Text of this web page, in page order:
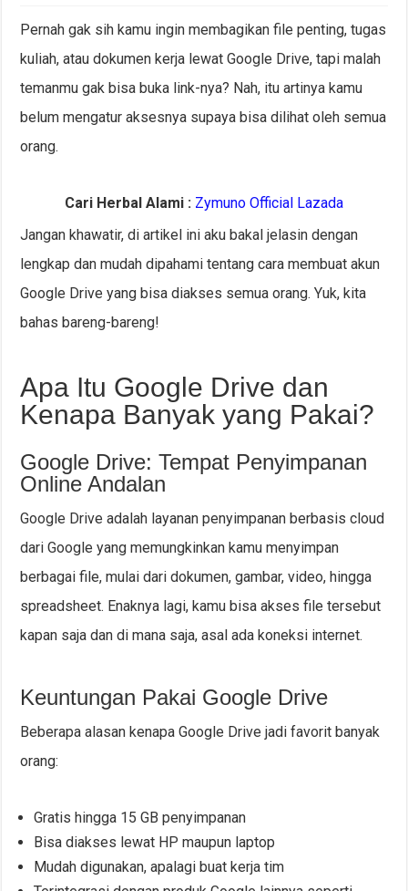
Pernah gak sih kamu ingin membagikan file penting, tugas
kuliah, atau dokumen kerja lewat Google Drive, tapi malah
temanmu gak bisa buka link-nya? Nah, itu artinya kamu
belum mengatur aksesnya supaya bisa dilihat oleh semua
orang.
Cari Herbal Alami : Zymuno Official Lazada
Jangan khawatir, di artikel ini aku bakal jelasin dengan
lengkap dan mudah dipahami tentang cara membuat akun
Google Drive yang bisa diakses semua orang. Yuk, kita
bahas bareng-bareng!
Apa Itu Google Drive dan
Kenapa Banyak yang Pakai?
Google Drive: Tempat Penyimpanan
Online Andalan
Google Drive adalah layanan penyimpanan berbasis cloud
dari Google yang memungkinkan kamu menyimpan
berbagai file, mulai dari dokumen, gambar, video, hingga
spreadsheet. Enaknya lagi, kamu bisa akses file tersebut
kapan saja dan di mana saja, asal ada koneksi internet.
Keuntungan Pakai Google Drive
Beberapa alasan kenapa Google Drive jadi favorit banyak
orang:
Gratis hingga 15 GB penyimpanan
Bisa diakses lewat HP maupun laptop
Mudah digunakan, apalagi buat kerja tim